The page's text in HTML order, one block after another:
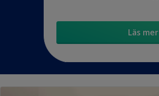
Läs mer